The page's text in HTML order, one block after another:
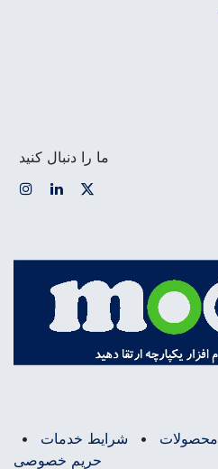
ما را دنبال کنید
محصولات • شرایط خدمات
•
حریم خصوصی